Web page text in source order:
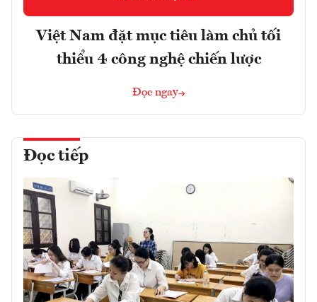
Việt Nam đặt mục tiêu làm chủ tối
thiểu 4 công nghệ chiến lược
Đọc ngay
Đọc tiếp